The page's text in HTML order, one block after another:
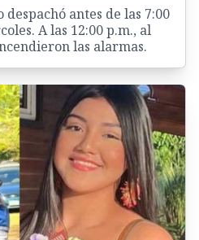
antes de las 7:00
A las 12:00 p.m., al
las alarmas.